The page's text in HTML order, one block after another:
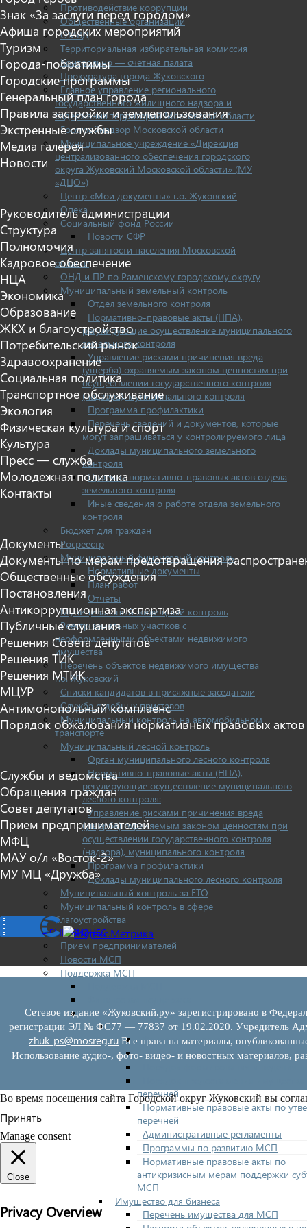
Противодействие коррупции
Общественные организации
ОМВД
Территориальная избирательная комиссия
Контрольно — счетная палата
Прокуратура города Жуковского
Главное управление регионального
государственного жилищного надзора и
содержания территорий Московской области
Госстройнадзор Московской области
Муниципальное учреждение «Дирекция
централизованного обеспечения городского
округа Жуковский Московской области» (МУ
«ДЦО»)
Центр «Мои документы» г.о. Жуковский
Опека
Социальный фонд России
Новости СФР
Центр занятости населения Московской
области
ОНД и ПР по Раменскому городскому округу
Муниципальный земельный контроль
Отдел земельного контроля
Нормативно-правовые акты (НПА),
регулирующие осуществление муниципального
земельного контроля
Управление рисками причинения вреда
(ущерба) охраняемым законом ценностям при
осуществлении государственного контроля
(надзора), муниципального контроля
Программа профилактики
Перечень сведений и документов, которые
могут запрашиваться у контролируемого лица
Доклады муниципального земельного
контроля
Проекты нормативно-правовых актов отдела
земельного контроля
Иные сведения о работе отдела земельного
контроля
Бюджет для граждан
Росреестр
Муниципальный финансовый контроль
Нормативные документы
План работ
Отчеты
Муниципальный жилищный контроль
Реестр земельных участков с
неоформленными объектами недвижимого
имущества
Перечень объектов недвижимого имущества
г.о. Жуковский
Списки кандидатов в присяжные заседатели
Служба судебных приставов
Муниципальный контроль на автомобильном
транспорте
Муниципальный лесной контроль
Орган муниципального лесного контроля
Нормативно-правовые акты (НПА),
регулирующие осуществление муниципального
лесного контроля:
Управление рисками причинения вреда
(ущерба) охраняемым законом ценностям при
осуществлении государственного контроля
(надзора), муниципального контроля
Программа профилактики
Доклады муниципального лесного контроля
Муниципальный контроль за ЕТО
Муниципальный контроль в сфере
благоустройства
МАЛЫЙ БИЗНЕС
Прием предпринимателей
Новости МСП
Поддержка МСП
Имущественная поддержка
Нормативно-правовые акты
Федеральное законодательство
Региональное законодательство
перечней
Нормативные правовые акты по
перечней
Административные регламенты
Программы по развитию МСП
Нормативные правовые акты по
антикризисным мерам поддержки
МСП
Имущество для бизнеса
Перечень имущества для МСП
Знак «За заслуги перед городом»
Афиша городских мероприятий
Туризм
Города-побратимы
Городские программы
Генеральный план города
Правила застройки и землепользования
Экстренные службы
Медиа галерея
Новости
Руководитель администрации
Структура
Полномочия
Кадровое обеспечение
НЦА
Экономика
Образование
ЖКХ и благоустройство
Потребительский рынок
Здравоохранение
Социальная политика
Транспортное обслуживание
Экология
Физическая культура и спорт
Культура
Пресс — служба
Молодежная политика
Контакты
Документы
Документы по мерам предотвращения
Общественные обсуждения
Постановления
Антикоррупционная экспертиза
Публичные слушания
Решения Совета депутатов
Решения ТИК
Решения МТИК
МЦУР
Антимонопольный комплаенс
Порядок обжалования нормативных правовых актов
Службы и ведомства
Обращения граждан
Совет депутатов
Прием предпринимателей
МФЦ
МАУ о/л «Восток-2»
МУ МЦ «Дружба»
Сетевое издание «Жуковский.ру» зарегистрировано в
регистрации ЭЛ № ФС77 — 77837 от 19.02.2020. Учредитель
zhuk_ps@mosreg.ru Все права на материалы,
Использование аудио-, фото- видео- и новостных материалов,
Во время посещения сайта Городской округ Жуковский вы
Принять
Manage consent
Close
Privacy Overview